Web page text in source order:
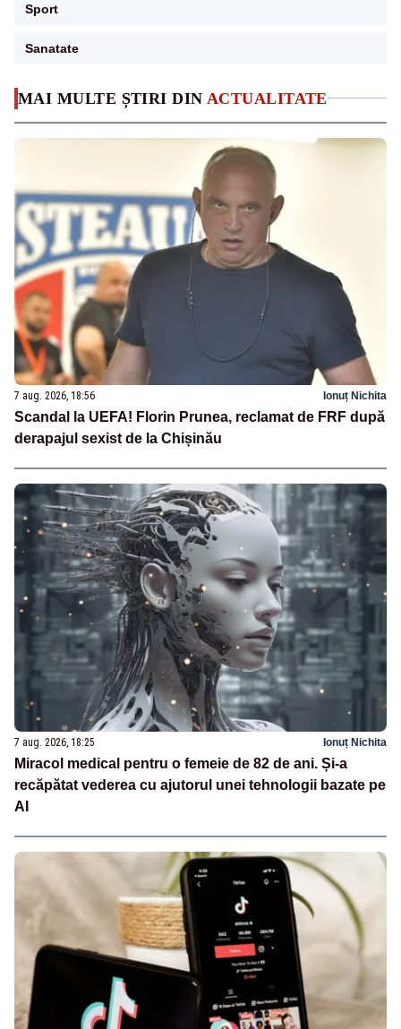
MAI MULTE ȘTIRI DIN ACTUALITATE
7 aug. 2026, 18:56 Ionuț Nichita
Scandal la UEFA! Florin Prunea, reclamat de FRF după
derapajul sexist de la Chișinău
7 aug. 2026, 18:25 Ionuț Nichita
Miracol medical pentru o femeie de 82 de ani. Și-a
recăpătat vederea cu ajutorul unei tehnologii bazate pe
AI
Sport
Sanatate